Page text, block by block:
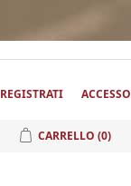
REGISTRATI ACCESSO
CARRELLO (0)